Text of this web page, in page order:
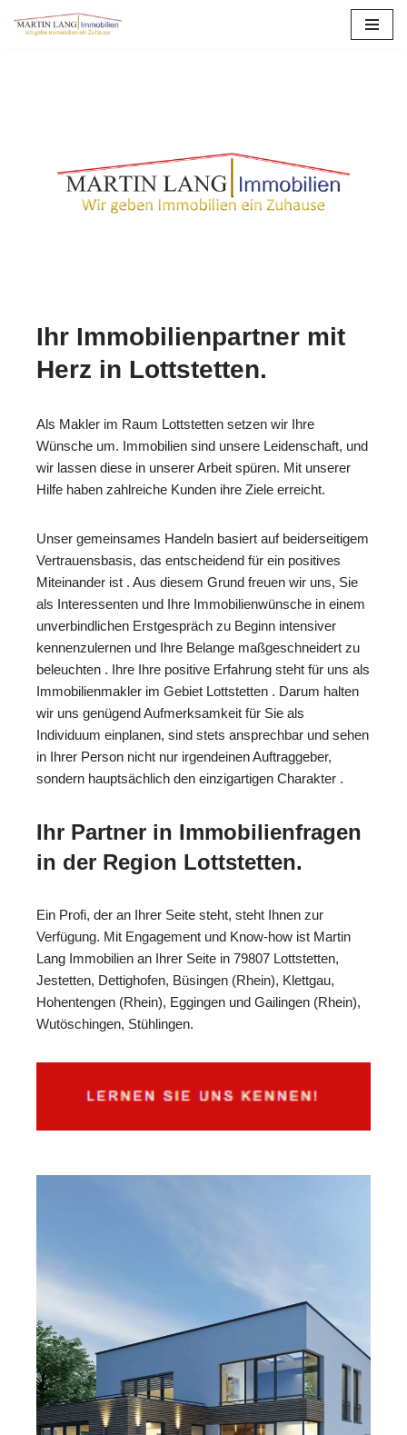
Ihr Immobilienpartner mit
Herz in Lottstetten.
Als Makler im Raum Lottstetten setzen wir Ihre
Wünsche um. Immobilien sind unsere Leidenschaft, und
wir lassen diese in unserer Arbeit spüren. Mit unserer
Hilfe haben zahlreiche Kunden ihre Ziele erreicht.
Unser gemeinsames Handeln basiert auf beiderseitigem
Vertrauensbasis, das entscheidend für ein positives
Miteinander ist . Aus diesem Grund freuen wir uns, Sie
als Interessenten und Ihre Immobilienwünsche in einem
unverbindlichen Erstgespräch zu Beginn intensiver
kennenzulernen und Ihre Belange maßgeschneidert zu
beleuchten . Ihre Ihre positive Erfahrung steht für uns als
Immobilienmakler im Gebiet Lottstetten . Darum halten
wir uns genügend Aufmerksamkeit für Sie als
Individuum einplanen, sind stets ansprechbar und sehen
in Ihrer Person nicht nur irgendeinen Auftraggeber,
sondern hauptsächlich den einzigartigen Charakter .
Ihr Partner in Immobilienfragen
in der Region Lottstetten.
Ein Profi, der an Ihrer Seite steht, steht Ihnen zur
Verfügung. Mit Engagement und Know-how ist Martin
Lang Immobilien an Ihrer Seite in 79807 Lottstetten,
Jestetten, Dettighofen, Büsingen (Rhein), Klettgau,
Hohentengen (Rhein), Eggingen und Gailingen (Rhein),
Wutöschingen, Stühlingen.